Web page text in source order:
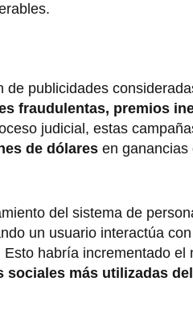
de publicidades
fraudulentas, premios
judicial, estas
de dólares en ganancias
del sistema de
un usuario interactúa
habría incrementado el
más utilizadas